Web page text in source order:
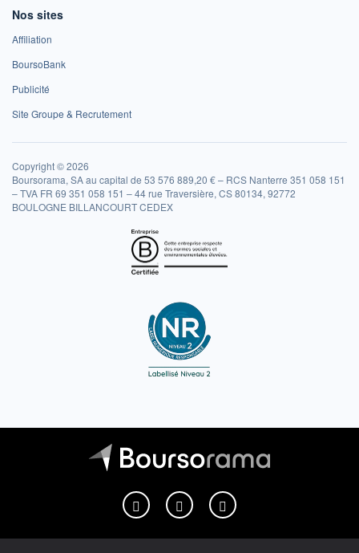
Nos sites
Affiliation
BoursoBank
Publicité
Site Groupe & Recrutement
Copyright © 2026
Boursorama, SA au capital de 53 576 889,20 € – RCS Nanterre 351 058 151
– TVA FR 69 351 058 151 – 44 rue Traversière, CS 80134, 92772
BOULOGNE BILLANCOURT CEDEX
Boursorama sur Facebook
Boursorama sur XBoursorama sur